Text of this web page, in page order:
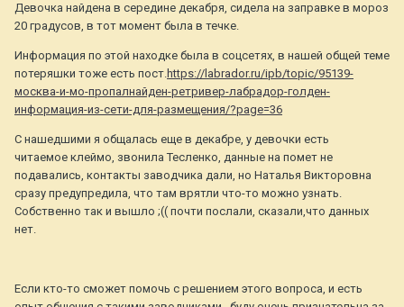
Девочка найдена в середине декабря, сидела на заправке в мороз
20 градусов, в тот момент была в течке.
Информация по этой находке была в соцсетях, в нашей общей теме
потеряшки тоже есть пост.https://labrador.ru/ipb/topic/95139-
москва-и-мо-пропалнайден-ретривер-лабрадор-голден-
информация-из-сети-для-размещения/?page=36
С нашедшими я общалась еще в декабре, у девочки есть
читаемое клеймо, звонила Тесленко, данные на помет не
подавались, контакты заводчика дали, но Наталья Викторовна
сразу предупредила, что там врятли что-то можно узнать.
Собственно так и вышло ;(( почти послали, сказали,что данных
нет.
Если кто-то сможет помочь с решением этого вопроса, и есть